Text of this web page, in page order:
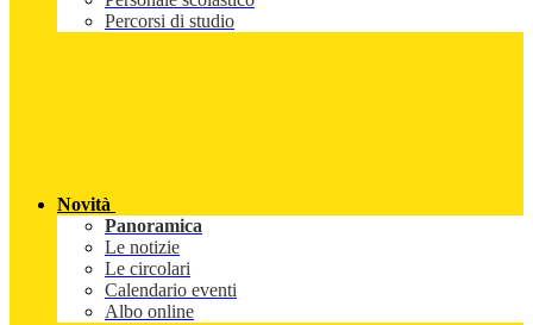
Percorsi di studio
Novità
Panoramica
Le notizie
Le circolari
Calendario eventi
Albo online